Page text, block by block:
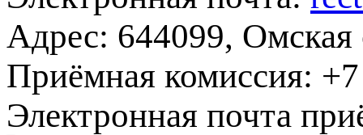
Адрес: 644099, Омская
Приёмная комиссия:
Электронная почта